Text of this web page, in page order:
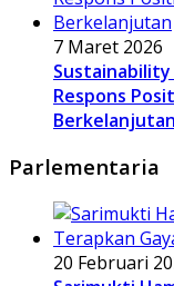
7 Maret 2026
Sustainability
Respons
Berkelanjutan
Parlementaria
20 Februari